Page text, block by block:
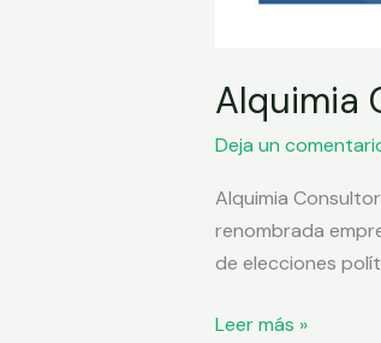
Alquimia
Deja un
Alquimia
renombrada
de elecciones
Alquimia
Leer más »